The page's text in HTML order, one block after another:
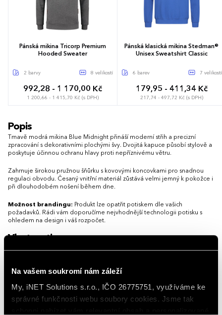
Na vašem soukromí nám záleží
My, iNET Solutions s.r.o., IČO 26775751, využíváme ke
správné funkčnosti webu soubory cookies. Jsme tak
Pánská mikina Tricorp Premium
Hooded Sweater
2 barvy 8 velikostí
992,28 - 1 170,00 Kč
1 200,66 - 1 415,70 Kč (s DPH)
S
4XL
5XL
Pánská klasická mikina Stedman®
Unisex Sweatshirt Classic
6 barev 7 velikostí
179,95 - 411,34 Kč
217,74 - 497,72 Kč (s DPH)
Popis
Tmavě modrá mikina Blue Midnight přináší moderní střih a precizní
zpracování s dekorativními plochými švy. Dvojitá kapuce působí stylově a
poskytuje účinnou ochranu hlavy proti nepříznivému větru.
Zahrnuje širokou pružnou šňůrku s kovovými koncovkami pro snadnou
regulaci obvodu. Česaný vnitřní materiál zůstává velmi jemný k pokožce i
při dlouhodobém nošení během dne.
Možnost brandingu: Produkt lze opatřit potiskem dle vašich
požadavků. Rádi vám doporučíme nejvhodnější technologii potisku s
ohledem na design i váš rozpočet.
Vlastnosti
Hlavní barva Blue Midnight
Materiál bavlna 80 %, polyester 20 %